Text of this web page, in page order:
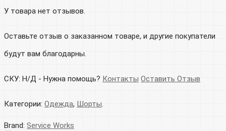
У товара нет отзывов.
Оставьте отзыв о заказанном товаре, и другие покупатели
будут вам благодарны.
СКУ: Н/Д - Нужна помощь? Контакты Оставить Отзыв
Категории: Одежда, Шорты.
Brand: Service Works